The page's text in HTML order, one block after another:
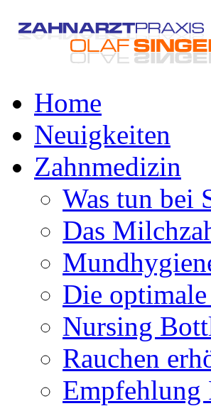
Home
Neuigkeiten
Zahnmedizin
Was tun bei
Das
Die
Nursing
Rauchen